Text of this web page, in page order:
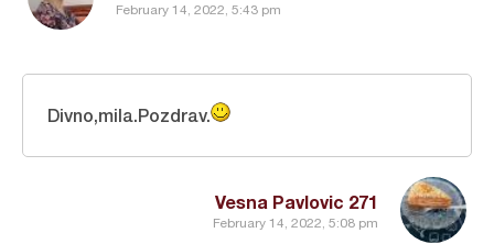
February 14, 2022, 5:43 pm
Vesna Pavlovic 271
February 14, 2022, 5:08 pm
Divno,mila.Pozdrav.